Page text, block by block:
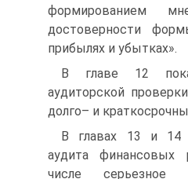
формированием
достоверности
прибылях и убытках».
В главе 12
аудиторской
долго– и
В главах 13 и 14
аудита финансовых
числе серьезное